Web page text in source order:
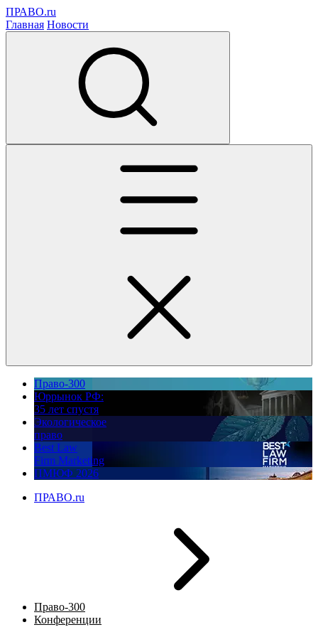
ПРАВО.ru
Главная Новости
Право-300
Юррынок РФ:
35 лет спустя
Экологическое
право
Best Law
Firm Marketing
ПМЮФ 2026
ПРАВО.ru
Право-300
Конференции